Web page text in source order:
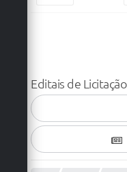
Editais de Licitação